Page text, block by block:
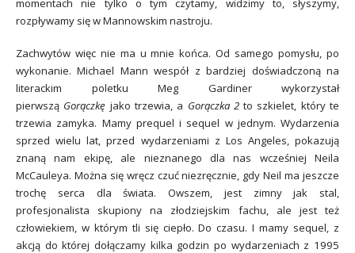
momentach nie tylko o tym czytamy, widzimy to, słyszymy,
rozpływamy się w Mannowskim nastroju.
Zachwytów więc nie ma u mnie końca. Od samego pomysłu, po
wykonanie. Michael Mann wespół z bardziej doświadczoną na
literackim poletku Meg Gardiner wykorzystał
pierwszą Gorączkę jako trzewia, a Gorączka 2to szkielet, który te
trzewia zamyka. Mamy prequel i sequel w jednym. Wydarzenia
sprzed wielu lat, przed wydarzeniami z Los Angeles, pokazują
znaną nam ekipę, ale nieznanego dla nas wcześniej Neila
McCauleya. Można się wręcz czuć niezręcznie, gdy Neil ma jeszcze
trochę serca dla świata. Owszem, jest zimny jak stal,
profesjonalista skupiony na złodziejskim fachu, ale jest też
człowiekiem, w którym tli się ciepło. Do czasu. I mamy sequel, z
akcją do której dołączamy kilka godzin po wydarzeniach z 1995